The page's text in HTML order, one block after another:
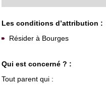
Les conditions d’attribution :
Résider à Bourges
Qui est concerné ? :
Tout parent qui :